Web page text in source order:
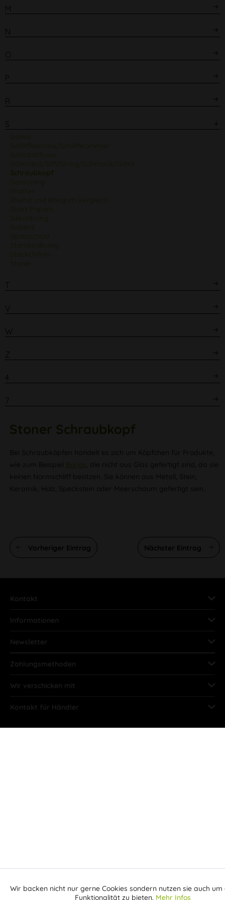
M
N
O
P
R
S
Sativa
Schliffklemme/Schliffklammer
Schlitzdiffusor
Schmand/Siff/Smog/Schmock/Grind
Schraubkopf
Seasoning
Shatter
Shisha und Bong im Vergleich
Short Papers
Silikonbong
Solvent
Spritzschutz
Standardbong
Steckchillum
Stoner
T
V
W
Z
4
7
Stoner Schraubkopf
Bongs
Vorheriger Eintrag Nächster Eintrag
Kontakt
Informationen
Newsletter
Zahlungsmethoden
Wir verschicken mit
Kontakt für Händler
Funktionale Aktiv
Wir backen nicht nur gerne Cookies sondern nutzen sie auch
Funktionalität zu bieten. Mehr Infos